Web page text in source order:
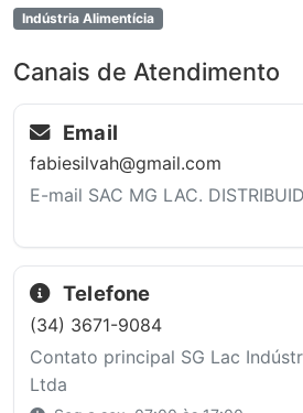
Indústria Alimentícia
Canais de Atendimento
Email
fabiesilvah@gmail.com
E-mail SAC MG LAC.
Telefone
(34) 3671-9084
Contato principal SG Lac
Ltda